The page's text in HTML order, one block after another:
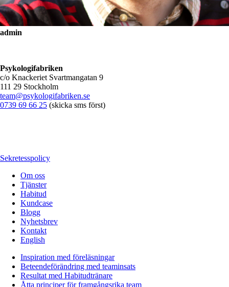
admin
Psykologifabriken
c/o Knackeriet Svartmangatan 9
111 29 Stockholm
team@psykologifabriken.se
0739 69 66 25 (skicka sms först)
Sekretesspolicy
Om oss
Tjänster
Habitud
Kundcase
Blogg
Nyhetsbrev
Kontakt
English
Inspiration med föreläsningar
Beteendeförändring med teaminsats
Resultat med Habitudtränare
Åtta principer för framgångsrika team